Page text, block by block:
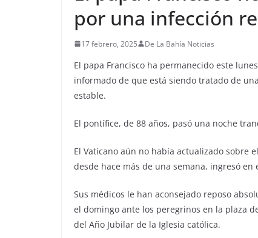
por una infección
17 febrero, 2025 De La Bahía Noticias
El papa Francisco ha permanecido este
informado de que está siendo tratado de
estable.
El pontífice, de 88 años, pasó una noche
El Vaticano aún no había actualizado sobre
desde hace más de una semana, ingresó
Sus médicos le han aconsejado reposo
el domingo ante los peregrinos en la plaza
del Año Jubilar de la Iglesia católica.